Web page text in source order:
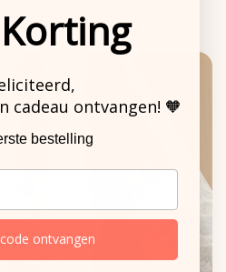
elke stap merkbaar,
ervoor zorgt dat de
zijn plek blijft – ideaal voor
Mat
cadeau ontvangen! 🧡
bestelling
ontvangen